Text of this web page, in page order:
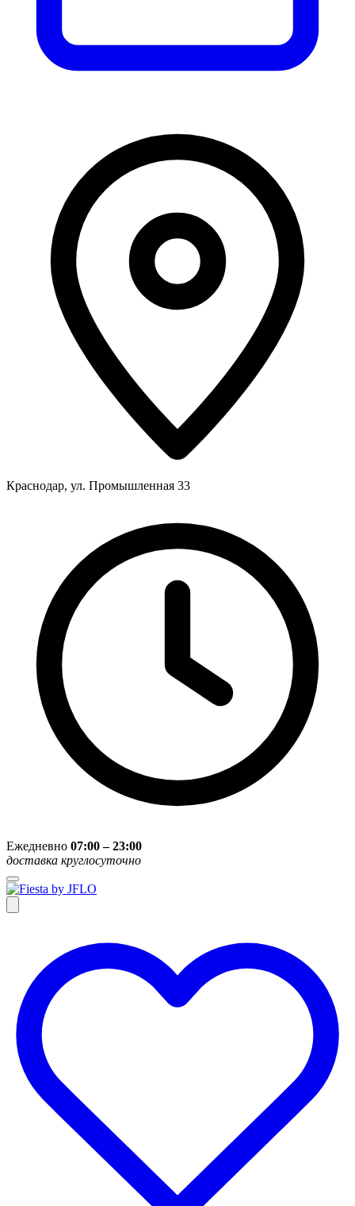
Краснодар, ул. Промышленная 33
Ежедневно 07:00 – 23:00
доставка круглосуточно